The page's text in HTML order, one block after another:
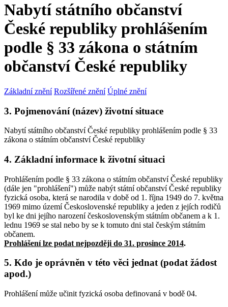
Nabytí státního občanství
České republiky prohlášením
podle § 33 zákona o státním
občanství České republiky
Základní znění Rozšířené znění Úplné znění
3. Pojmenování (název) životní situace
Nabytí státního občanství České republiky prohlášením podle § 33
zákona o státním občanství České republiky
4. Základní informace k životní situaci
Prohlášením podle § 33 zákona o státním občanství České republiky
(dále jen "prohlášení") může nabýt státní občanství České republiky
fyzická osoba, která se narodila v době od 1. října 1949 do 7. května
1969 mimo území Československé republiky a jeden z jejích rodičů
byl ke dni jejího narození československým státním občanem a k 1.
lednu 1969 se stal nebo by se k tomuto dni stal českým státním
občanem.
Prohlášení lze podat nejpozději do 31. prosince 2014.
5. Kdo je oprávněn v této věci jednat (podat žádost
apod.)
Prohlášení může učinit fyzická osoba definovaná v bodě 04.